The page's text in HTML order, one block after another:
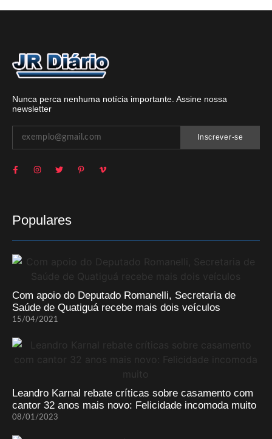
Nunca perca nenhuma notícia importante. Assine nossa
newsletter
Inscrever-se
Populares
Com apoio do Deputado Romanelli, Secretaria de
Saúde de Quatiguá recebe mais dois veículos
15/04/2021
Leandro Karnal rebate críticas sobre casamento com
cantor 32 anos mais novo: Felicidade incomoda muito
08/01/2023